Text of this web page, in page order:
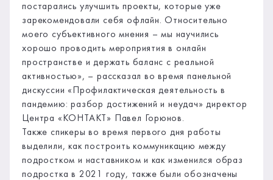
постарались улучшить проекты, которые уже
зарекомендовали себя офлайн. Относительно
моего субъективного мнения – мы научились
хорошо проводить мероприятия в онлайн
пространстве и держать баланс с реальной
активностью», – рассказал во время панельной
дискуссии «Профилактическая деятельность в
пандемию: разбор достижений и неудач» директор
Центра «КОНТАКТ» Павел Горюнов.
Также спикеры во время первого дня работы
выделили, как построить коммуникацию между
подростком и наставником и как изменился образ
подростка в 2021 году, также были обозначены